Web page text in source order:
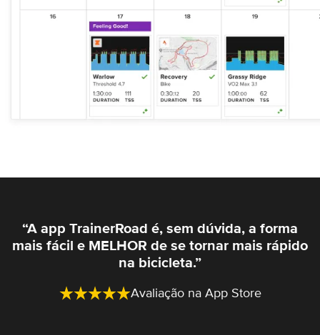
“A app TrainerRoad é, sem dúvida, a forma
mais fácil e MELHOR de se tornar mais rápido
na bicicleta.”
Avaliação na App Store